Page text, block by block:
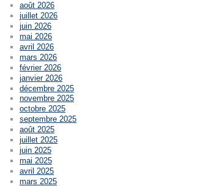
août 2026
juillet 2026
juin 2026
mai 2026
avril 2026
mars 2026
février 2026
janvier 2026
décembre 2025
novembre 2025
octobre 2025
septembre 2025
août 2025
juillet 2025
juin 2025
mai 2025
avril 2025
mars 2025